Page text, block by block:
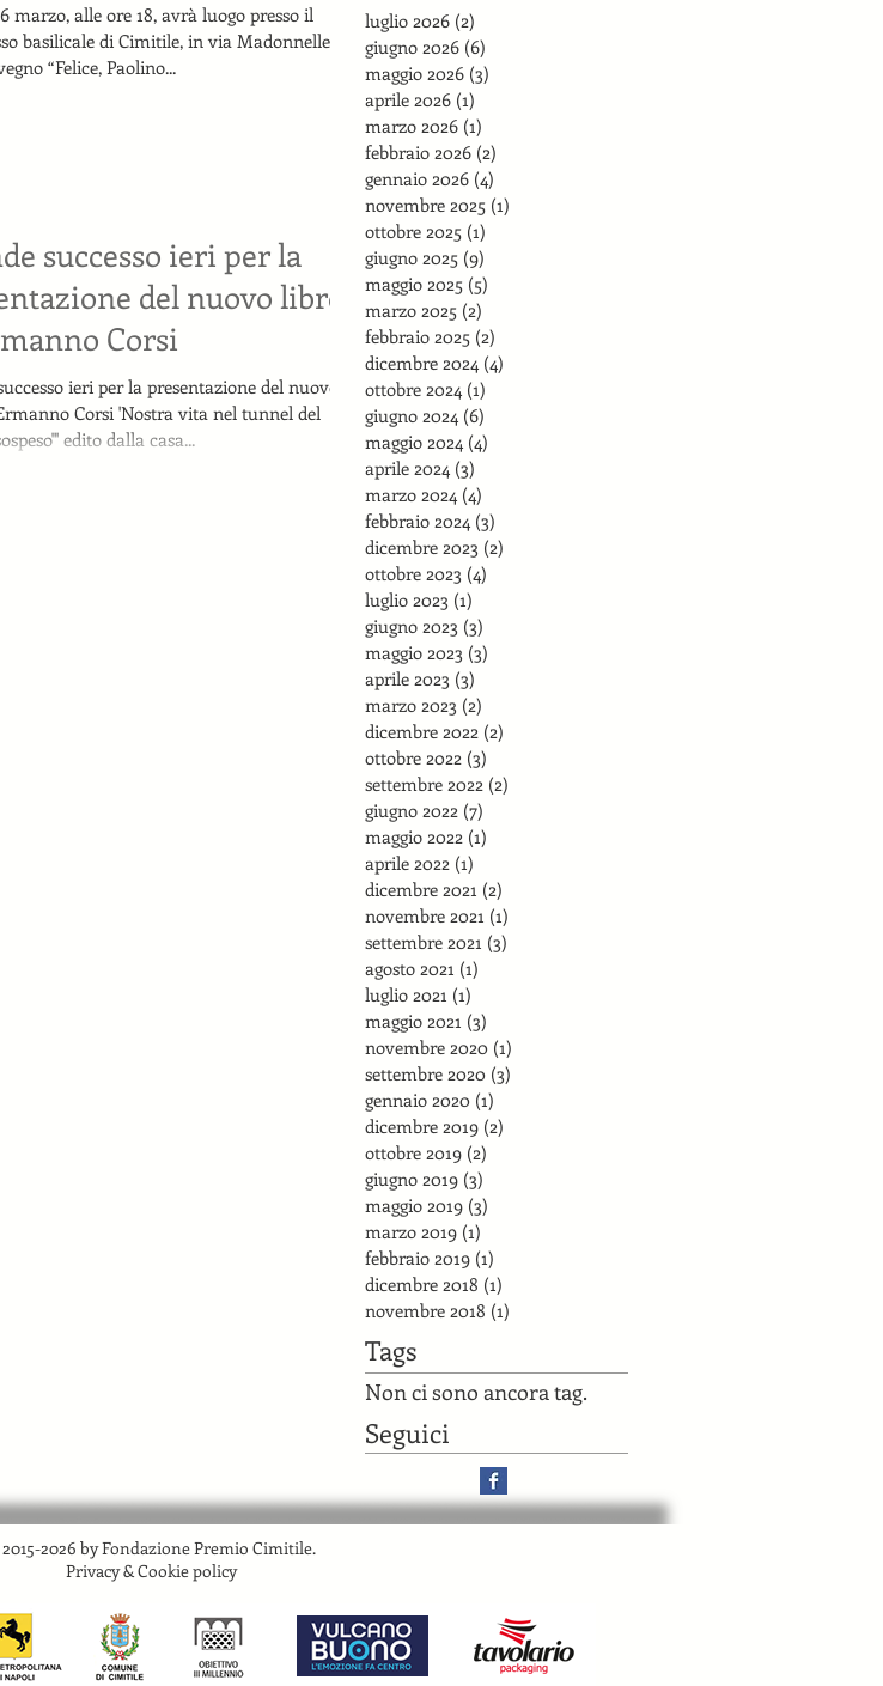
marzo, alle ore 18, avrà luogo presso il
basilicale di Cimitile, in via Madonnelle n.
“Felice, Paolino...
successo ieri per la
del nuovo libro
Corsi
ieri per la presentazione del nuovo
Corsi 'Nostra vita nel tunnel del
edito dalla casa...
luglio 2026 (2)
giugno 2026 (6)
maggio 2026 (3)
aprile 2026 (1)
marzo 2026 (1)
febbraio 2026 (2)
gennaio 2026 (4)
novembre 2025 (1)
ottobre 2025 (1)
giugno 2025 (9)
maggio 2025 (5)
marzo 2025 (2)
febbraio 2025 (2)
dicembre 2024 (4)
ottobre 2024 (1)
giugno 2024 (6)
maggio 2024 (4)
aprile 2024 (3)
marzo 2024 (4)
febbraio 2024 (3)
dicembre 2023 (2)
ottobre 2023 (4)
luglio 2023 (1)
giugno 2023 (3)
maggio 2023 (3)
aprile 2023 (3)
marzo 2023 (2)
dicembre 2022 (2)
ottobre 2022 (3)
settembre 2022 (2)
giugno 2022 (7)
maggio 2022 (1)
aprile 2022 (1)
dicembre 2021 (2)
novembre 2021 (1)
settembre 2021 (3)
agosto 2021 (1)
luglio 2021 (1)
maggio 2021 (3)
novembre 2020 (1)
settembre 2020 (3)
gennaio 2020 (1)
dicembre 2019 (2)
ottobre 2019 (2)
giugno 2019 (3)
maggio 2019 (3)
marzo 2019 (1)
febbraio 2019 (1)
dicembre 2018 (1)
novembre 2018 (1)
Tags
Non ci sono ancora tag.
Seguici
2026 by Fondazione Premio Cimitile.
Privacy & Cookie policy